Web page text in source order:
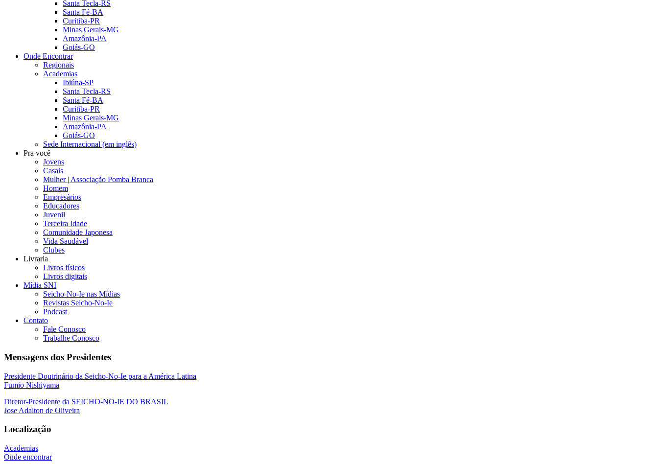
Santa Tecla-RS
Santa Fé-BA
Curitiba-PR
Minas Gerais-MG
Amazônia-PA
Goiás-GO
Onde Encontrar
Regionais
Academias
Ibiúna-SP
Santa Tecla-RS
Santa Fé-BA
Curitiba-PR
Minas Gerais-MG
Amazônia-PA
Goiás-GO
Sede Internacional (em inglês)
Pra você
Jovens
Casais
Mulher | Associação Pomba Branca
Homem
Empresários
Educadores
Juvenil
Terceira Idade
Comunidade Japonesa
Vida Saudável
Clubes
Livraria
Livros físicos
Livros digitais
Mídia SNI
Seicho-No-Ie nas Mídias
Revistas Seicho-No-Ie
Podcast
Contato
Fale Conosco
Trabalhe Conosco
Mensagens dos Presidentes
Presidente Doutrinário da Seicho-No-Ie para a América Latina
Fumio Nishiyama
Diretor-Presidente da SEICHO-NO-IE DO BRASIL
Jose Adalton de Oliveira
Localização
Academias
Onde encontrar